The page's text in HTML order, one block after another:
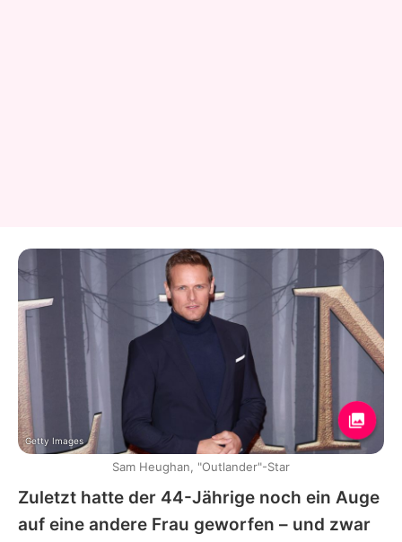
Zuletzt hatte der 44-Jährige noch ein Auge
auf eine andere Frau geworfen – und zwar
Getty Images
Sam Heughan, "Outlander"-Star